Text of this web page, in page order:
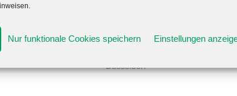
Nur funktionale Cookies speichern Einstellungen
Düsseldorf